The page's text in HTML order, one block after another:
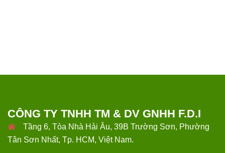
CÔNG TY TNHH TM & DV GNHH F.D.I
Tầng 6, Tòa Nhà Hải Âu, 39B Trường Sơn, Phường
Tân Sơn Nhất, Tp. HCM, Việt Nam.